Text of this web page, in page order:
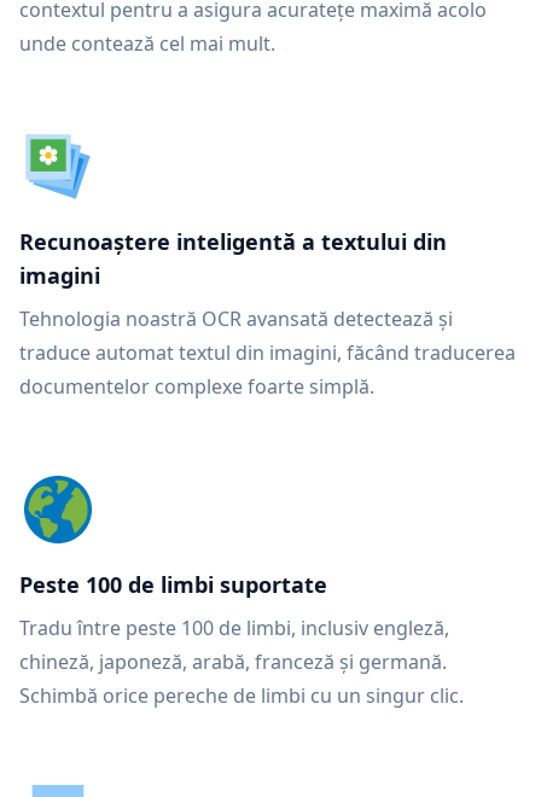
contextul pentru a asigura acuratețe maximă acolo
unde contează cel mai mult.
Recunoaștere inteligentă a textului din
imagini
Tehnologia noastră OCR avansată detectează și
traduce automat textul din imagini, făcând traducerea
documentelor complexe foarte simplă.
Peste 100 de limbi suportate
Tradu între peste 100 de limbi, inclusiv engleză,
chineză, japoneză, arabă, franceză și germană.
Schimbă orice pereche de limbi cu un singur clic.